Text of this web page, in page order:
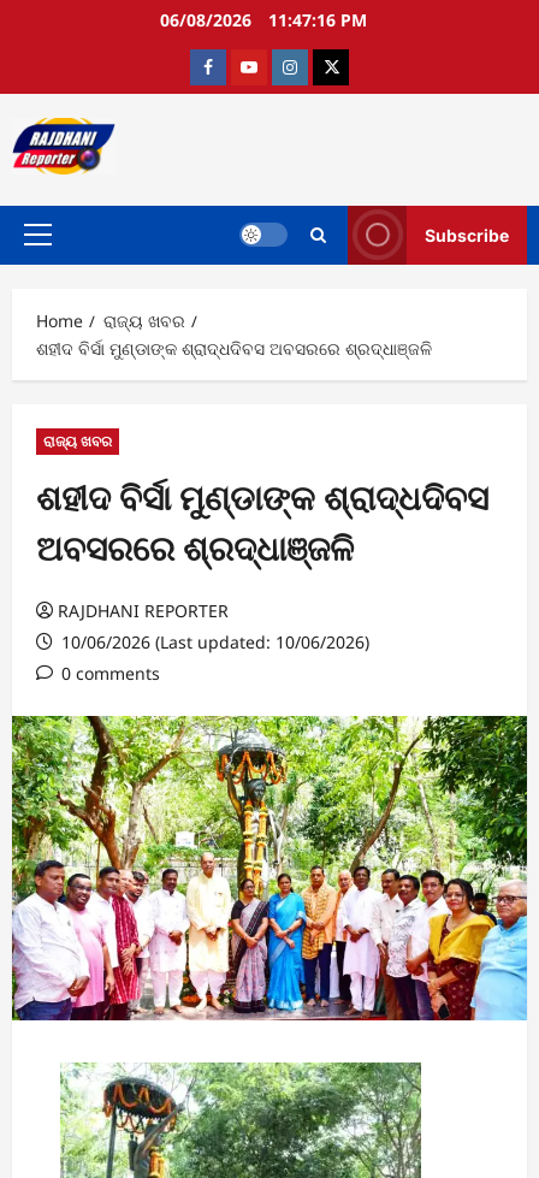
06/08/2026 11:47:17 PM
FacebookYoutubeInstagramtwitter
Primary
Subscribe
Home
ରାଜ୍ୟ ଖବର
ଶହୀଦ ବିର୍ସା ମୁଣ୍ଡାଙ୍କ ଶ୍ରାଦ୍ଧଦିବସ ଅବସରରେ ଶ୍ରଦ୍ଧାଞ୍ଜଳି
ରାଜ୍ୟ ଖବର
ଶହୀଦ ବିର୍ସା ମୁଣ୍ଡାଙ୍କ ଶ୍ରାଦ୍ଧଦିବସ
ଅବସରରେ ଶ୍ରଦ୍ଧାଞ୍ଜଳି
RAJDHANI REPORTER
10/06/2026 (Last updated: 10/06/2026)
0 comments